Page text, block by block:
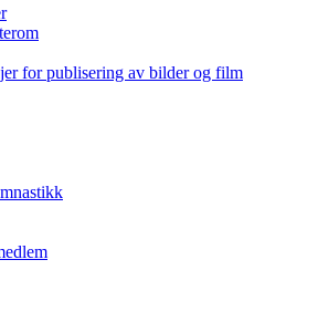
for publisering av bilder og film